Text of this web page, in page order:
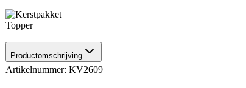
Productomschrijving
Artikelnummer: KV2609